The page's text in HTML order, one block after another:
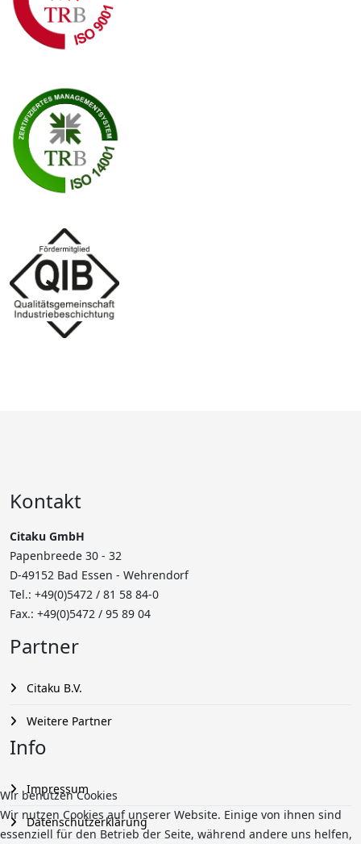
Kontakt
Citaku GmbH
Papenbreede 30 - 32
D-49152 Bad Essen - Wehrendorf
Tel.: +49(0)5472 / 81 58 84-0
Fax.: +49(0)5472 / 95 89 04
Partner
Citaku B.V.
Weitere Partner
Info
Impressum
Datenschutzerklärung
Wir benutzen Cookies
Wir nutzen Cookies auf unserer Website. Einige von ihnen sind
essenziell für den Betrieb der Seite, während andere uns helfen,